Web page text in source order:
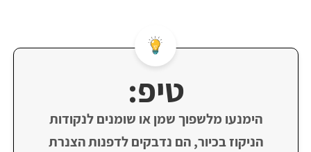
טיפ:
הימנעו מלשפוך שמן או שומנים לנקודות
הניקוז בכיור, הם נדבקים לדפנות הצנרת